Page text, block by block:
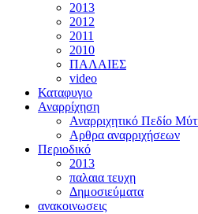
2013
2012
2011
2010
ΠΑΛΑΙΕΣ
video
Καταφυγιο
Αναρρίχηση
Αναρριχητικό Πεδίο
Αρθρα αναρριχήσεων
Περιοδικό
2013
παλαια τευχη
Δημοσιεύματα
ανακοινωσεις